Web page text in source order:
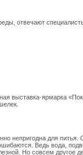
отвечают
выставка-ярмарка
непригодна для питья.
Ведь вода,
Но совсем другое